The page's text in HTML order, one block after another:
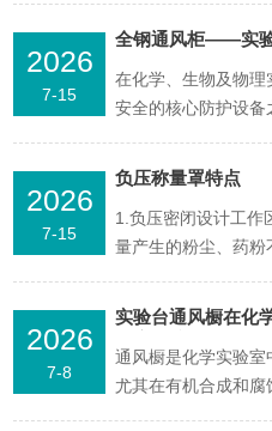
子计数器和粒径谱
方式将液体或固体
小粒子，气溶...
2026
7-15
全钢通风柜——实
在化学、生物及物
安全的核心防护设备
室中应用较为广泛
过程中产生的有害
外，在操作者与潜
全钢通风柜的...
2026
7-15
负压称量罩特点
1.负压密闭设计工作
量产生的粉尘、药
流，粉尘直接被过
弧过渡、无卫生死
不容易积尘、积药粉
效...
2026
7-8
实验台通风橱在化
通风橱是化学实验室
尤其在有机合成和